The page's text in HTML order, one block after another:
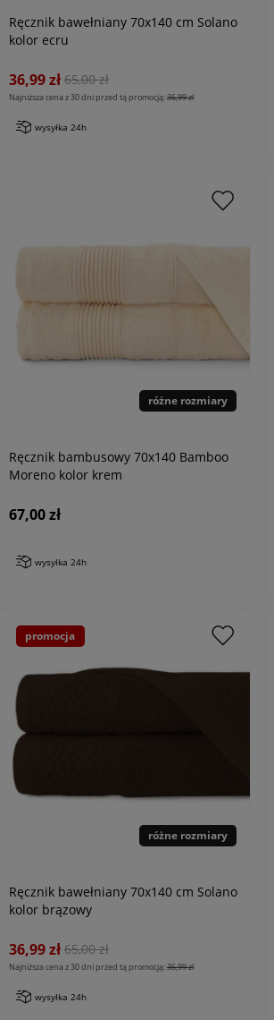
Ręcznik bawełniany 70x140 cm Solano
kolor ecru
36,99 zł 65,00 zł
Najniższa cena z 30 dni przed tą promocją:36,99 zł
wysyłka 24h
różne rozmiary
Ręcznik bambusowy 70x140 Bamboo
Moreno kolor krem
67,00 zł
wysyłka 24h
różne rozmiary
Ręcznik bawełniany 70x140 cm Solano
kolor brązowy
36,99 zł 65,00 zł
Najniższa cena z 30 dni przed tą promocją:36,99 zł
wysyłka 24h
promocja